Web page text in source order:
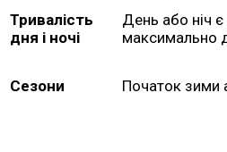
Тривалість
дня і ночі
День або ніч є
максимально
Сезони Початок зими